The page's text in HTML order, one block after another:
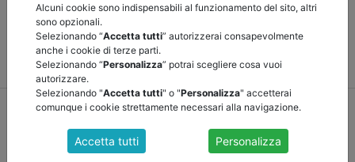
COMUNICAZIONI
RASSEGNA STAMPA VEDI TUTTE
home notizie articoli ancrel/torna indietro
Alcuni cookie sono indispensabili al funzionamento del sito, altri
sono opzionali.
Selezionando “Accetta tutti” autorizzerai consapevolmente
anche i cookie di terze parti.
Selezionando “Personalizza” potrai scegliere cosa vuoi
autorizzare.
Selezionando "Accetta tutti" o "Personalizza" accetterai
comunque i cookie strettamente necessari alla navigazione.
Accetta tutti Personalizza